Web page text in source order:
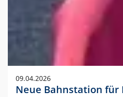
09.04.2026
Neue Bahnstation für